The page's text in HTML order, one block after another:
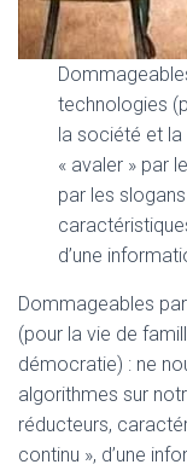
technologies
la société et
« avaler » par
par les
d’une
Dommageables
(pour la vie de
démocratie) : ne
algorithmes sur
réducteurs,
continu », d’une